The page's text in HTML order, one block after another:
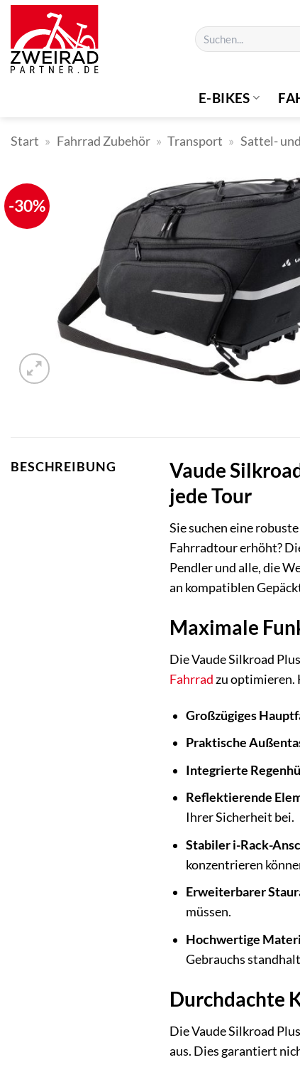
Zum
Inhalt
springen
Suchen
nach:
E-BIKES
Start » Fahrrad Zubehör » Transport » Sattel-
-30%
BESCHREIBUNG
Vaude
jede Tour
Sie suchen eine
Fahrradtour erhöht?
Pendler und alle, die
an kompatiblen
Maximale
Die Vaude Silkroad
Fahrradzu optimieren.
Großzügiges
Praktische
Integrierte
Reflektierende
Ihrer Sicherheit bei.
Stabiler i-Rack-
konzentrieren
Erweiterbarer
müssen.
Hochwertige
Gebrauchs
Durchdachte
Die Vaude Silkroad
aus. Dies garantiert